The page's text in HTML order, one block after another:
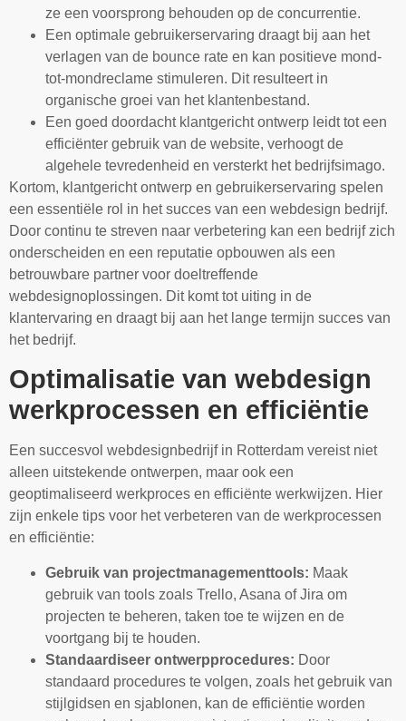
ze een voorsprong behouden op de concurrentie.
Een optimale gebruikerservaring draagt bij aan het
verlagen van de bounce rate en kan positieve mond-
tot-mondreclame stimuleren. Dit resulteert in
organische groei van het klantenbestand.
Een goed doordacht klantgericht ontwerp leidt tot een
efficiënter gebruik van de website, verhoogt de
algehele tevredenheid en versterkt het bedrijfsimago.
Kortom, klantgericht ontwerp en gebruikerservaring spelen
een essentiële rol in het succes van een webdesign bedrijf.
Door continu te streven naar verbetering kan een bedrijf zich
onderscheiden en een reputatie opbouwen als een
betrouwbare partner voor doeltreffende
webdesignoplossingen. Dit komt tot uiting in de
klantervaring en draagt bij aan het lange termijn succes van
het bedrijf.
Optimalisatie van webdesign
werkprocessen en efficiëntie
Een succesvol webdesignbedrijf in Rotterdam vereist niet
alleen uitstekende ontwerpen, maar ook een
geoptimaliseerd werkproces en efficiënte werkwijzen. Hier
zijn enkele tips voor het verbeteren van de werkprocessen
en efficiëntie:
Gebruik van projectmanagementtools: Maak
gebruik van tools zoals Trello, Asana of Jira om
projecten te beheren, taken toe te wijzen en de
voortgang bij te houden.
Standaardiseer ontwerpprocedures: Door
standaard procedures te volgen, zoals het gebruik van
stijlgidsen en sjablonen, kan de efficiëntie worden